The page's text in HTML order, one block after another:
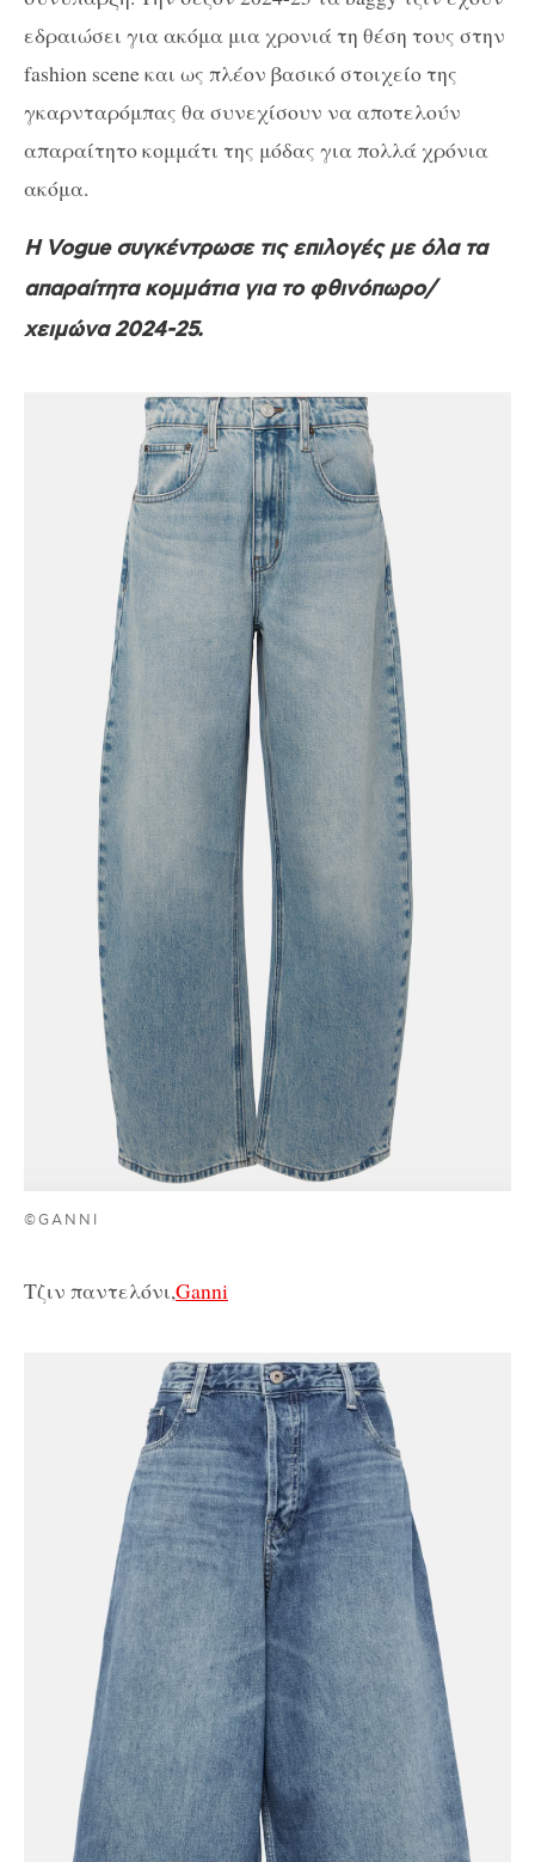
εδραιώσει για ακόμα μια χρονιά τη θέση τους στην
fashion scene και ως πλέον βασικό στοιχείο της
γκαρνταρόμπας θα συνεχίσουν να αποτελούν
απαραίτητο κομμάτι της μόδας για πολλά χρόνια
ακόμα.
Η Vogue συγκέντρωσε τις επιλογές με όλα τα
απαραίτητα κομμάτια για το φθινόπωρο/
χειμώνα 2024-25.
©GANNI
Τζιν παντελόνι,Ganni